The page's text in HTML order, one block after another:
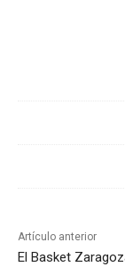
Artículo anterior
El Basket